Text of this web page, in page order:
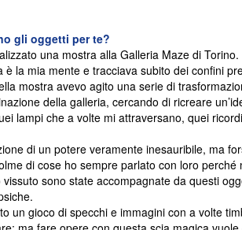
gli oggetti per te?
una mostra alla Galleria Maze di Torino.
è la mia mente e tracciava subito dei confini
mostra avevo agito una serie di
della galleria, cercando di ricreare
lampi che a volte mi attraversano, quei
di un potere veramente inesauribile, ma
di cose ho sempre parlato con loro perché
sono state accompagnate da questi
un gioco di specchi e immagini con a volte